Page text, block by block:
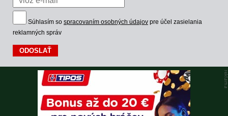
Súhlasím so spracovaním osobných údajov pre účel zasielania
reklamných správ